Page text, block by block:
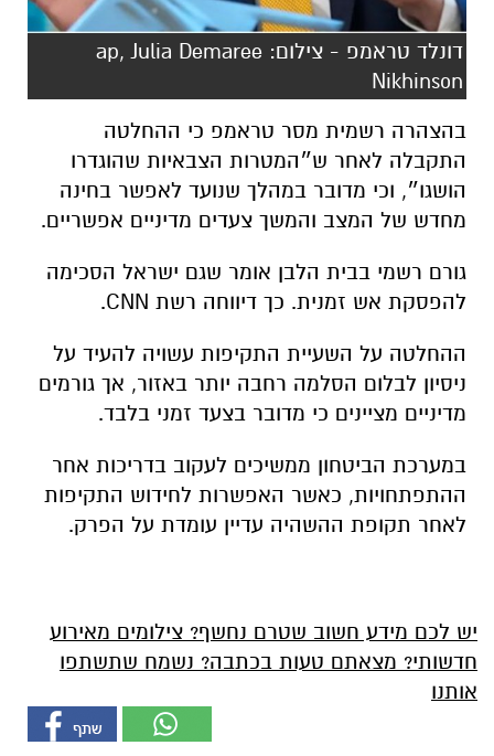
דונלד טראמפ - צילום: ap, Julia Demaree
Nikhinson
בהצהרה רשמית מסר טראמפ כי ההחלטה
התקבלה לאחר ש״המטרות הצבאיות שהוגדרו
הושגו״, וכי מדובר במהלך שנועד לאפשר בחינה
מחדש של המצב והמשך צעדים מדיניים אפשריים.
גורם רשמי בבית הלבן אומר שגם ישראל הסכימה
להפסקת אש זמנית. כך דיווחה רשת CNN.
ההחלטה על השעיית התקיפות עשויה להעיד על
ניסיון לבלום הסלמה רחבה יותר באזור, אך גורמים
מדיניים מציינים כי מדובר בצעד זמני בלבד.
במערכת הביטחון ממשיכים לעקוב בדריכות אחר
ההתפתחויות, כאשר האפשרות לחידוש התקיפות
לאחר תקופת ההשהיה עדיין עומדת על הפרק.
יש לכם מידע חשוב שטרם נחשף? צילומים מאירוע
חדשותי? מצאתם טעות בכתבה? נשמח שתשתפו
אותנו